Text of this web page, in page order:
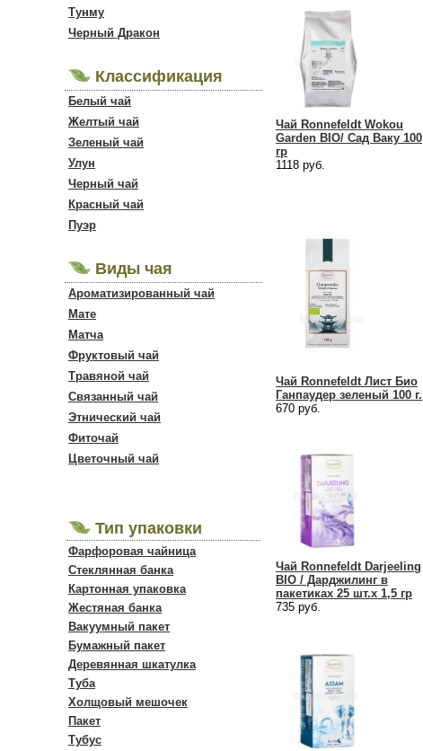
Тунму
Черный Дракон
Классификация
Белый чай
Желтый чай
Зеленый чай
Улун
Черный чай
Красный чай
Пуэр
Виды чая
Ароматизированный чай
Мате
Матча
Фруктовый чай
Травяной чай
Связанный чай
Этнический чай
Фиточай
Цветочный чай
Тип упаковки
Фарфоровая чайница
Стеклянная банка
Картонная упаковка
Жестяная банка
Вакуумный пакет
Бумажный пакет
Деревянная шкатулка
Туба
Холщовый мешочек
Пакет
Тубус
Чай Ronnefeldt Wokou
Garden BIO/ Сад Ваку 100
гр
1118 руб.
Чай Ronnefeldt Лист Био
Ганпаудер зеленый 100 г.
670 руб.
Чай Ronnefeldt Darjeeling
BIO / Дарджилинг в
пакетиках 25 шт.х 1,5 гр
735 руб.